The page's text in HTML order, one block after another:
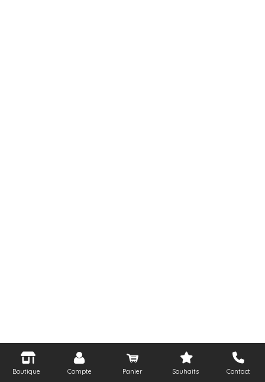
Boutique Compte Panier Souhaits Contact